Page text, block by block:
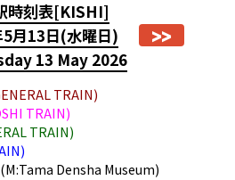
時刻表[KISHI]
月13日(水曜日)
13 May 2026
>>
TRAIN)
TRAIN)
TRAIN)
Densha Museum)